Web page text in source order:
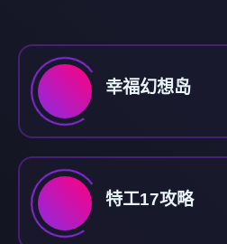
幸福幻想岛
特工17攻略